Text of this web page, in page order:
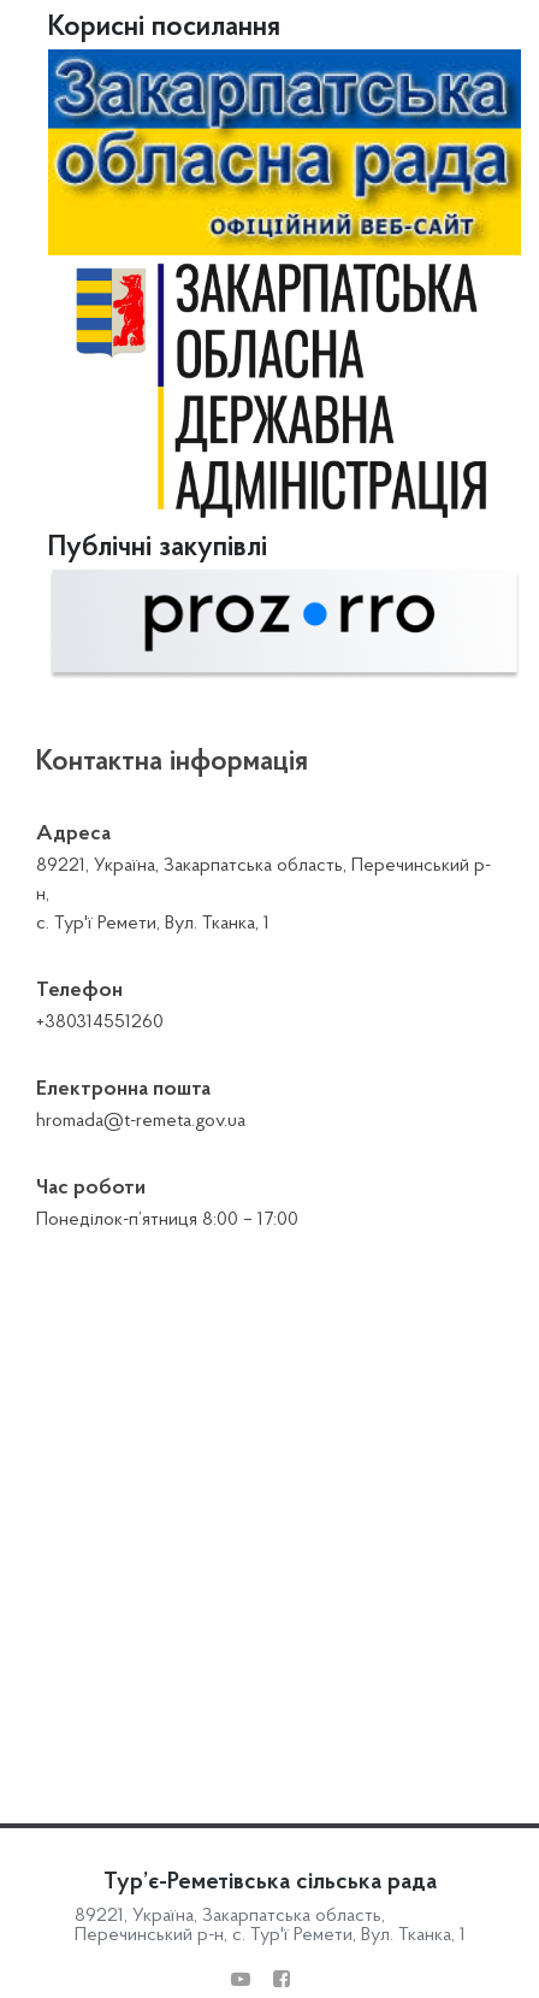
Корисні посилання
Публічні закупівлі
Контактна інформація
Адреса
89221, Україна, Закарпатська область, Перечинський р-
н,
с. Тур'ї Ремети, Вул. Тканка, 1
Телефон
+380314551260
Електронна пошта
hromada@t-remeta.gov.ua
Час роботи
Понеділок-п’ятниця 8:00 – 17:00
Тур’є-Реметівська сільська рада
89221, Україна, Закарпатська область,
Перечинський р-н, с. Тур'ї Ремети, Вул. Тканка, 1